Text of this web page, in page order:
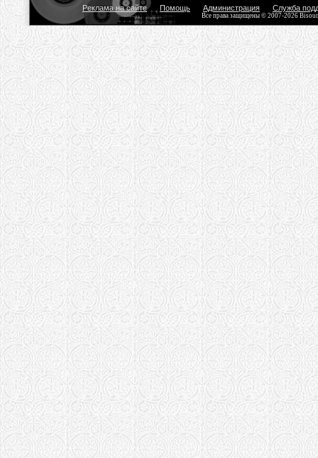
Реклама на сайте Помощь Администрация Служба
Все права защищены © 2007-2026